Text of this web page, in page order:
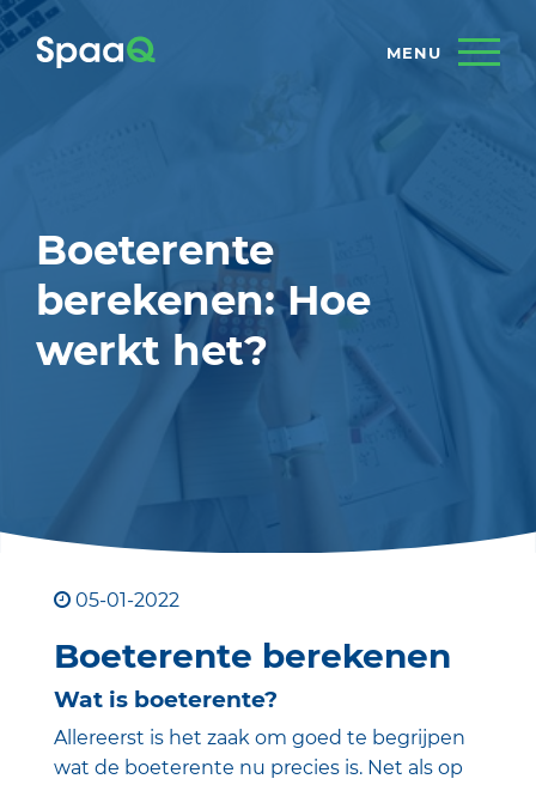
Boeterente
berekenen: Hoe
werkt het?
05-01-2022
Boeterente berekenen
Wat is boeterente?
Allereerst is het zaak om goed te begrijpen
wat de boeterente nu precies is. Net als op